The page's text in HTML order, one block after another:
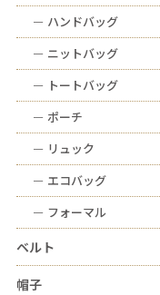
ー ハンドバッグ
ー ニットバッグ
ー トートバッグ
ー ポーチ
ー リュック
ー エコバッグ
ー フォーマル
ベルト
帽子